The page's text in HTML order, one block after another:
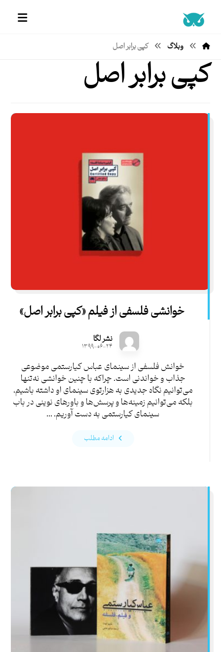
وبلاگ کپی برابر اصل
کپی برابر اصل
خوانشی فلسفی از فیلم «کپی برابر اصل»
نشر لگا
۱۳۹۹-۰۶-۲۴
خوانش فلسفی از سینمای عباس کیارستمی موضوعی
جذاب و خواندنی است. چراکه با چنین خوانشی نه‌تنها
می‌توانیم نگاه جدیدی به هزارتوی سینمای او داشته باشیم،
بلکه می‌توانیم زمینه‌ها و پرسش‌ها و باورهای نوینی در باب
سینمای کیارستمی به دست آوریم. ...
ادامه مطلب